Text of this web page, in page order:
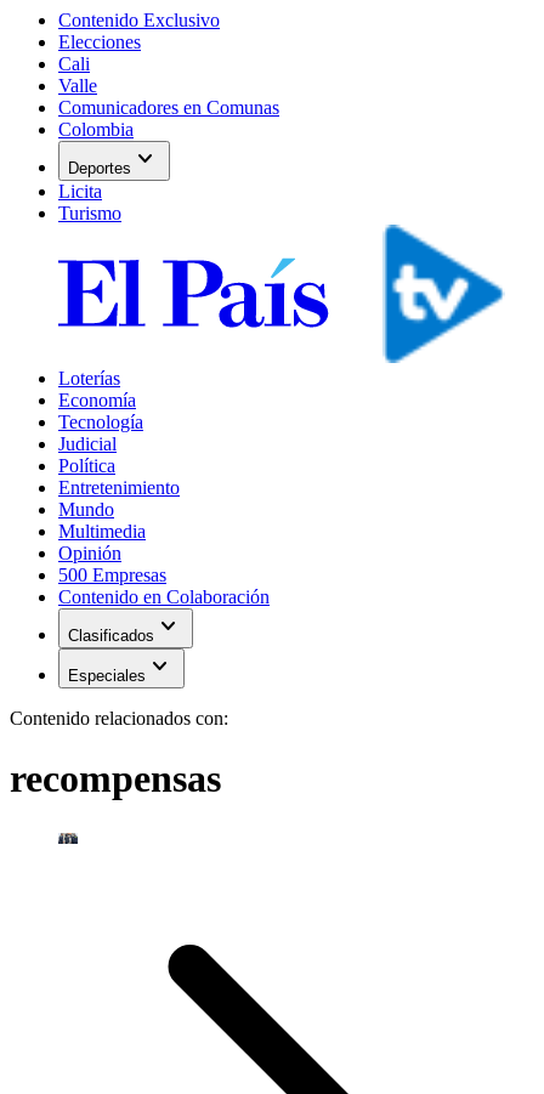
Contenido Exclusivo
Elecciones
Cali
Valle
Comunicadores en Comunas
Colombia
Deportes expand_more
Licita
Turismo
Loterías
Economía
Tecnología
Judicial
Política
Entretenimiento
Mundo
Multimedia
Opinión
500 Empresas
Contenido en Colaboración
Clasificados expand_more
Especiales expand_more
Contenido relacionados con:
recompensas